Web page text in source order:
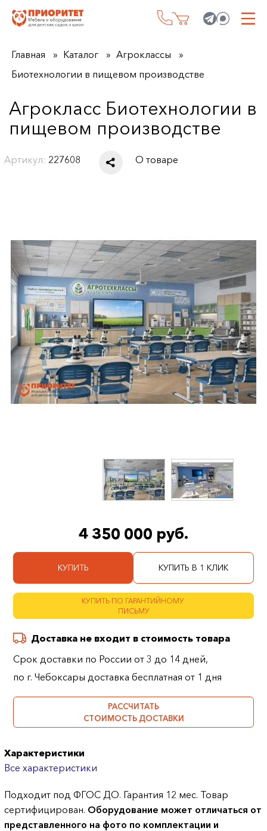
Главная Каталог
Агроклассы
Биотехнологии в пищевом производстве
Агрокласс Биотехнологии в
пищевом производстве
Артикул: 227608 О товаре
4 350 000 руб.
КУПИТЬ КУПИТЬ В 1 КЛИК
КУПИТЬ ПО ГАРАНТИЙНОМУ
ПИСЬМУ
Доставка не входит в стоимость товара
Срок доставки по России от 3 до 14 дней,
по г. Чебоксары доставка бесплатная от 1 дня
РАССЧИТАТЬ
СТОИМОСТЬ ДОСТАВКИ
Характеристики
Все характеристики
Подходит под ФГОС ДО. Гарантия 12 мес. Товар
сертифицирован. Оборудование может отличаться от
представленного на фото по комплектации и